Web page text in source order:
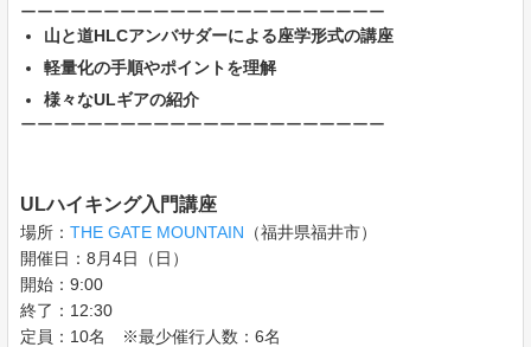
ーーーーーーーーーーーーーーーーーーーーーー
山と道HLCアンバサダーによる座学形式の講座
軽量化の手順やポイントを理解
様々なULギアの紹介
ーーーーーーーーーーーーーーーーーーーーーー
ULハイキング入門講座
場所： THE GATE MOUNTAIN （福井県福井市）
開催日：8月4日（日）
開始：9:00
終了：12:30
定員：10名 ※最少催行人数：6名